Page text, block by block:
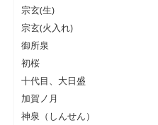
宗玄(生)
宗玄(火入れ)
御所泉
初桜
十代目、大日盛
加賀ノ月
神泉（しんせん）